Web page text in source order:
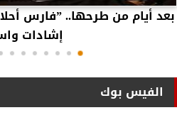
بعد أيام من طرحها.. ”فارس
إشادات
الفيس بوك